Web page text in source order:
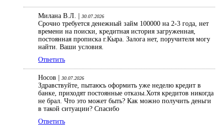
Милана В.Л. | 30.07.2026
Срочно требуется денежный займ 100000 на 2-3 года, нет
времени на поиски, кредитная история загруженная,
постоянная прописка г.Кыра. Залога нет, поручителя могу
найти. Ваши условия.
Ответить
Носов | 30.07.2026
Здравствуйте, пытаюсь оформить уже неделю кредит в
банке, приходят постоянные отказы.Хотя кредитов никогда
не брал. Что это может быть? Как можно получить деньги
в такой ситуации? Спасибо
Ответить